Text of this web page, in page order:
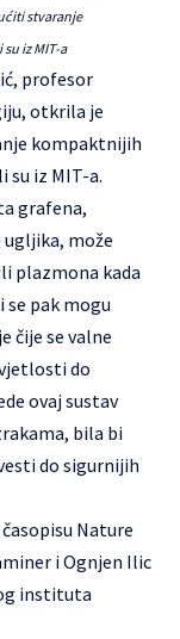
stvaranje
iz MIT-a
profesor
otkrila je
kompaktnijih
iz MIT-a.
grafena,
može
plazmona kada
pak mogu
čije se valne
do
ovaj sustav
bila bi
do sigurnijih
Nature
i Ognjen Ilic
instituta